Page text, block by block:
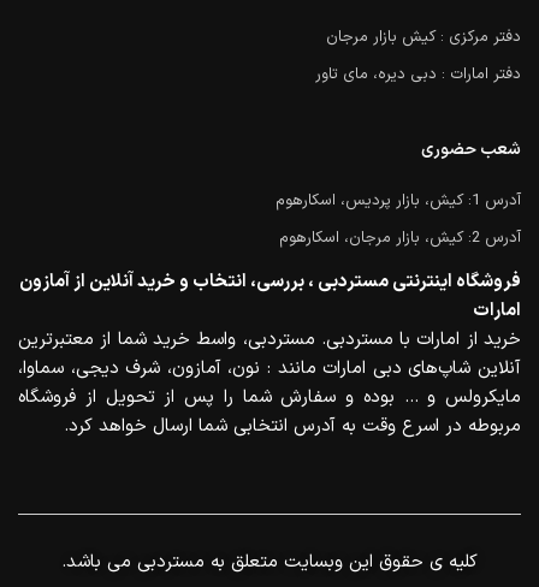
دفتر مرکزی : کیش بازار مرجان
دفتر امارات : دبی دیره، مای تاور
شعب حضوری
آدرس 1: کیش، بازار پردیس، اسکارهوم
آدرس 2: کیش، بازار مرجان، اسکارهوم
فروشگاه اینترنتی مستردبی ، بررسی، انتخاب و خرید آنلاین از آمازون
امارات
خرید از امارات با مستردبی. مستردبی، واسط خرید شما از معتبرترین
آنلاین شاپ‌های دبی امارات مانند : نون، آمازون، شرف دیجی، سماوا،
مایکرولس و … بوده و سفارش شما را پس از تحویل از فروشگاه
مربوطه در اسرع وقت به آدرس انتخابی شما ارسال خواهد کرد.
.کلیه ی حقوق این وبسایت متعلق به مستردبی می باشد